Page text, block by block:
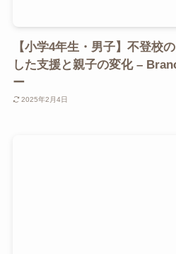
【小学4年生・男子】不登校
した支援と親子の変化 –
ー
2025年2月4日